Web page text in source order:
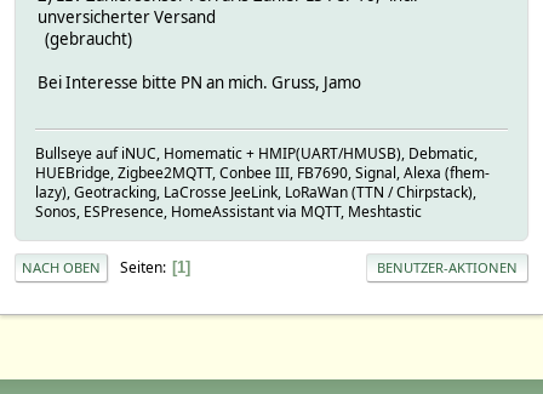
unversicherter Versand
(gebraucht)
Bei Interesse bitte PN an mich. Gruss, Jamo
Bullseye auf iNUC, Homematic + HMIP(UART/HMUSB), Debmatic,
HUEBridge, Zigbee2MQTT, Conbee III, FB7690, Signal, Alexa (fhem-
lazy), Geotracking, LaCrosse JeeLink, LoRaWan (TTN / Chirpstack),
Sonos, ESPresence, HomeAssistant via MQTT, Meshtastic
NACH OBEN Seiten 1 BENUTZER-AKTIONEN